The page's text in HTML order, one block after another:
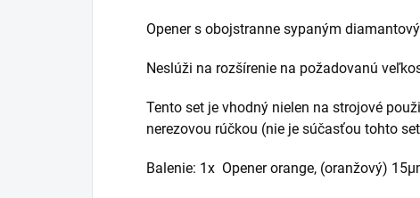
Opener s obojstranne sypaným
Neslúži na rozšírenie na požadovanú
Tento set je vhodný nielen na strojové
nerezovou rúčkou (nie je súčasťou tohto
Balenie: 1x Opener orange, (oranžový) 15